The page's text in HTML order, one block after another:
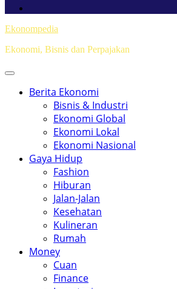
Ekonompedia
Ekonomi, Bisnis dan Perpajakan
Berita Ekonomi
Bisnis & Industri
Ekonomi Global
Ekonomi Lokal
Ekonomi Nasional
Gaya Hidup
Fashion
Hiburan
Jalan-Jalan
Kesehatan
Kulineran
Rumah
Money
Cuan
Finance